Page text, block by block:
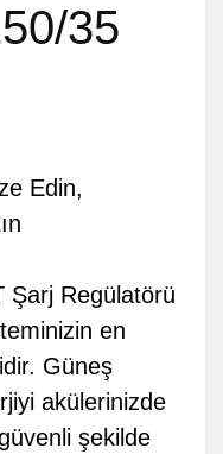
35
Edin,
Şarj Regülatörü
en
Güneş
akülerinizde
şekilde